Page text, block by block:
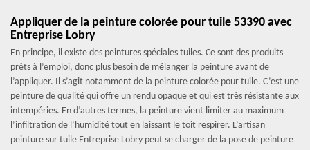
Appliquer de la peinture colorée pour tuile 53390 avec
Entreprise Lobry
En principe, il existe des peintures spéciales tuiles. Ce sont des produits
prêts à l’emploi, donc plus besoin de mélanger la peinture avant de
l’appliquer. Il s’agit notamment de la peinture colorée pour tuile. C’est une
peinture de qualité qui offre un rendu opaque et qui est très résistante aux
intempéries. En d’autres termes, la peinture vient limiter au maximum
l’infiltration de l’humidité tout en laissant le toit respirer. L’artisan
peinture sur tuile Entreprise Lobry peut se charger de la pose de peinture